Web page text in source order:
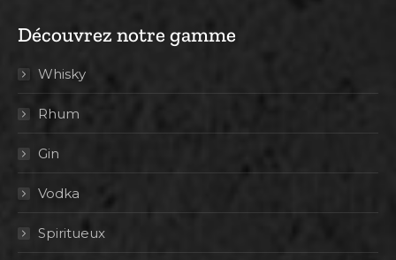
Découvrez notre gamme
Whisky
Rhum
Gin
Vodka
Spiritueux